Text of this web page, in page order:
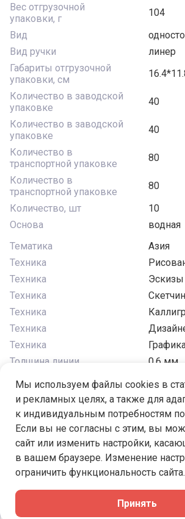
Вес отгрузочной
упаковки, г
104
Вид
Вид ручки
линер
Габариты отгрузочной
упаковки, см
Количество в заводской
упаковке
40
Количество в заводской
упаковке
40
Количество в
транспортной упаковке
80
Количество в
транспортной упаковке
80
Количество, шт
10
Основа
водная
Тематика
Азия
Техника
Техника
Эскизы
Техника
Техника
Техника
Техника
Толщина линии
0.6 мм
Мы используем файлы cookies в
и рекламных целях, а также для
к индивидуальным потребностям
Если вы не согласны с этим, вы
сайт или изменить настройки,
в вашем браузере. Изменение
ограничить функциональность сайта.
Принять